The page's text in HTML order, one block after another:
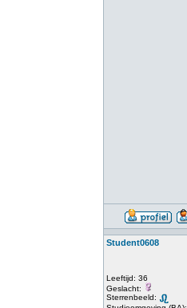
Student0608
Leeftijd: 36
Geslacht:
Sterrenbeeld: